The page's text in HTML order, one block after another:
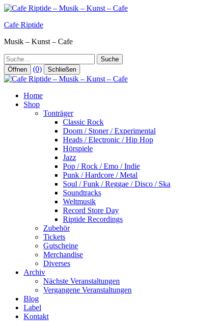
Zum
springen
Cafe Riptide
Musik – Kunst – Cafe
Suche
Öffnen (0) Schließen
Home
Shop
Tonträger
Classic Rock
Doom / Stoner / Experimental
Heads / Electronic / Hip Hop
Hörspiele
Jazz
Pop / Rock / Emo / Indie
Punk / Hardcore / Metal
Soul / Funk / Reggae / Disco / Ska
Soundtracks
Weltmusik
Record Store Day
Riptide Recordings
Zubehör
Tickets
Gutscheine
Merchandise
Diverses
Archiv
Nächste Veranstaltungen
Vergangene Veranstaltungen
Blog
Label
Kontakt